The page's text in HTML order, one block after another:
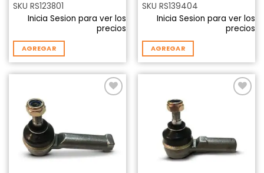
SKU RS123801
Inicia Sesion para ver los
precios
AGREGAR
SKU RS139404
Inicia Sesion para ver los
precios
AGREGAR